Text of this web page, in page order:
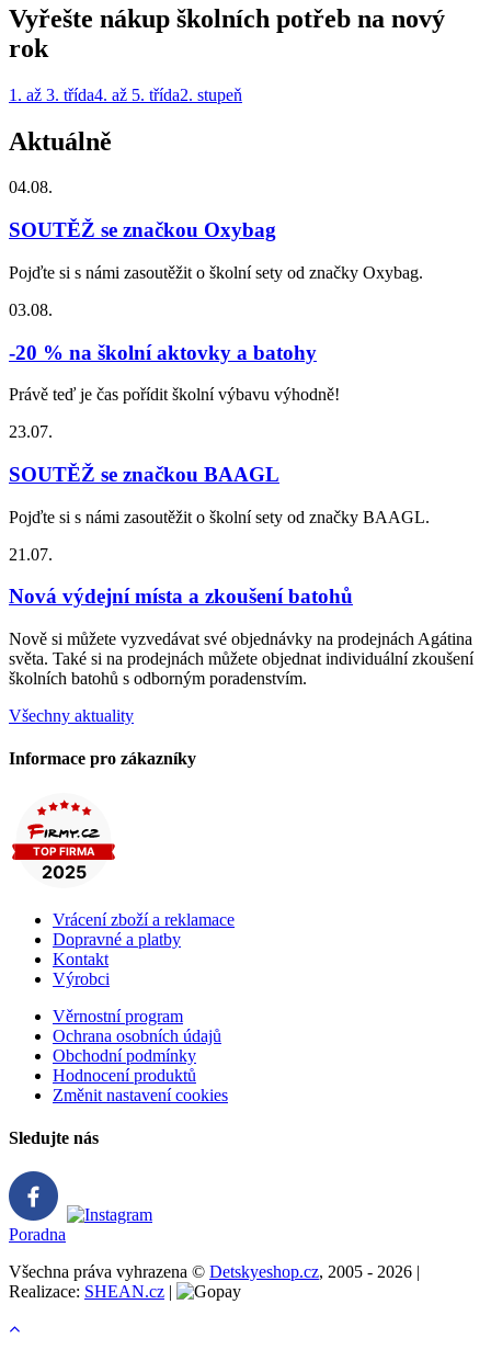
Vyřešte nákup školních potřeb na nový
rok
1. až 3. třída4. až 5. třída2. stupeň
Aktuálně
04.08.
SOUTĚŽ se značkou Oxybag
Pojďte si s námi zasoutěžit o školní sety od značky Oxybag.
03.08.
-20 % na školní aktovky a batohy
Právě teď je čas pořídit školní výbavu výhodně!
23.07.
SOUTĚŽ se značkou BAAGL
Pojďte si s námi zasoutěžit o školní sety od značky BAAGL.
21.07.
Nová výdejní místa a zkoušení batohů
Nově si můžete vyzvedávat své objednávky na prodejnách Agátina
světa. Také si na prodejnách můžete objednat individuální zkoušení
školních batohů s odborným poradenstvím.
Všechny aktuality
Informace pro zákazníky
Vrácení zboží a reklamace
Dopravné a platby
Kontakt
Výrobci
Věrnostní program
Ochrana osobních údajů
Obchodní podmínky
Hodnocení produktů
Změnit nastavení cookies
Sledujte nás
Poradna
Všechna práva vyhrazena © Detskyeshop.cz, 2005 - 2026 |
Realizace: SHEAN.cz |